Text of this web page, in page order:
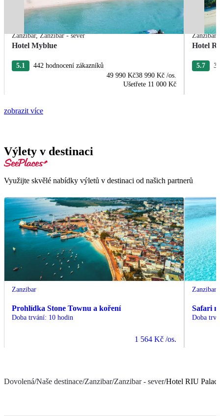
Zanzibar,Zanzibar - sever
Hotel Myblue
5.1
442 hodnocení zákazníků
49 990 Kč38 990 Kč /os.
Ušetřete 11 000 Kč
Zanzibar
Hotel
5.7
zobrazit více
Výlety v destinaci
Využijte skvělé nabídky výletů v destinaci od našich partnerů
Zanzibar
Prohlídka Stone Townu a koření
Doba trvání: 10 hodin
1 564 Kč /os.
Zanzibar
Safari
Doba
Dovolená/Naše destinace/Zanzibar/Zanzibar - sever/Hotel RIU